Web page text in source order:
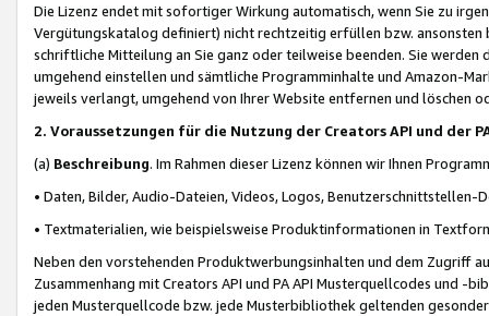
Die Lizenz endet mit sofortiger Wirkung automatisch, wenn Sie zu
Vergütungskatalog definiert) nicht rechtzeitig erfüllen bzw. ansonsten
schriftliche Mitteilung an Sie ganz oder teilweise beenden. Sie werden
umgehend einstellen und sämtliche Programminhalte und Amazon-
jeweils verlangt, umgehend von Ihrer Website entfernen und löschen
2. Voraussetzungen für die Nutzung der Creators API und der
(a) Beschreibung. Im Rahmen dieser Lizenz können wir Ihnen
• Daten, Bilder, Audio-Dateien, Videos, Logos, Benutzerschnittstellen-
• Textmaterialien, wie beispielsweise Produktinformationen in
Neben den vorstehenden Produktwerbungsinhalten und dem Zugriff
Zusammenhang mit Creators API und PA API Musterquellcodes und
jeden Musterquellcode bzw. jede Musterbibliothek geltenden